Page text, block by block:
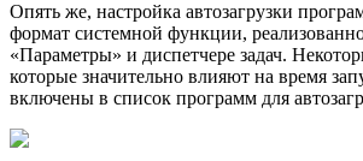
Опять же, настройка автозагрузки
формат системной функции,
«Параметры» и диспетчере задач.
которые значительно влияют на время
включены в список программ для